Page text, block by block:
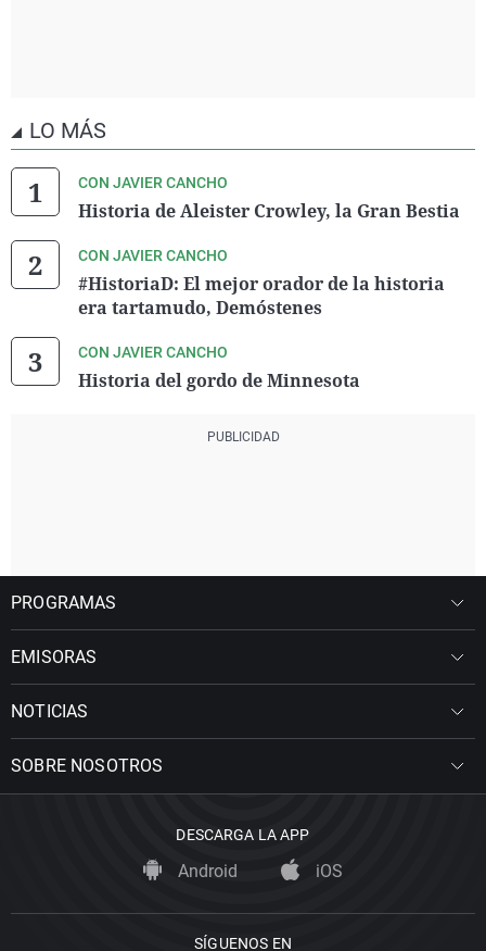
LO MÁS
CON JAVIER CANCHO
Historia de Aleister Crowley, la Gran Bestia
CON JAVIER CANCHO
#HistoriaD: El mejor orador de la historia
era tartamudo, Demóstenes
CON JAVIER CANCHO
Historia del gordo de Minnesota
PROGRAMAS
EMISORAS
NOTICIAS
SOBRE NOSOTROS
DESCARGA LA APP
Android iOS
SÍGUENOS EN